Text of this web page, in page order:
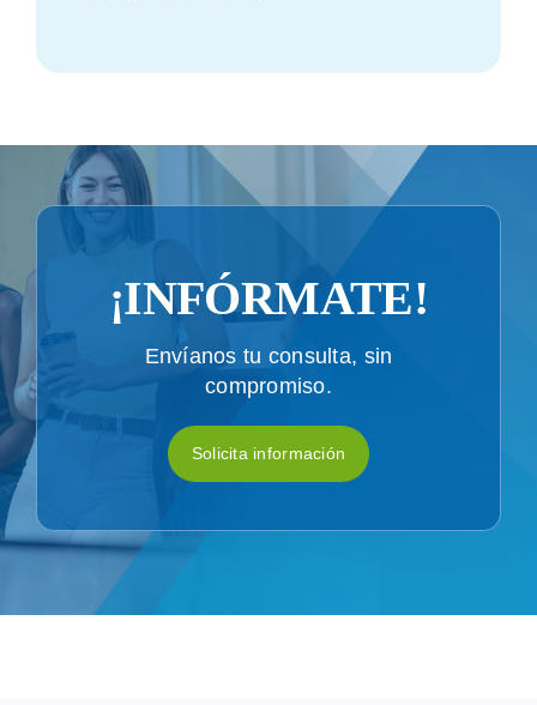
¡INFÓRMATE!
Envíanos tu consulta, sin
compromiso.
Solicita información